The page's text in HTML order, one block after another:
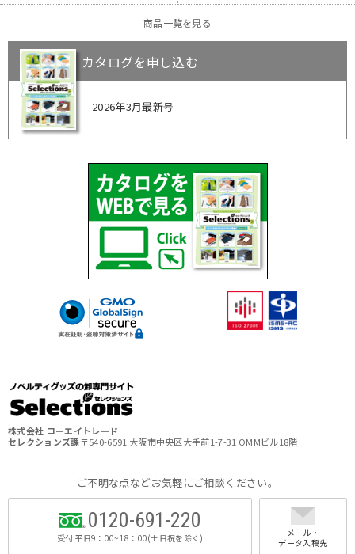
商品一覧を見る
カタログを申し込む
2026年3月最新号
株式会社 コーエイトレード
セレクションズ課〒540-6591 大阪市中央区大手前1-7-31 OMMビル18階
ご不明な点などお気軽にご相談ください。
0120-691-220
受付 平日9：00~18：00(土日祝を除く)
メール・
データ入稿先